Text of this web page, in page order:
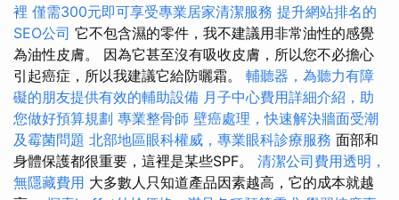
裡 僅需300元即可享受專業居家清潔服務 提升網站排名的
SEO公司 它不包含濕的零件，我不建議用非常油性的感覺
為油性皮膚。 因為它甚至沒有吸收皮膚，所以您不必擔心
引起癌症，所以我建議它給防曬霜。 輔聽器，為聽力有障
礙的朋友提供有效的輔助設備 月子中心費用詳細介紹，助
您做好預算規劃 專業整骨師 壁癌處理，快速解決牆面受潮
及霉菌問題 北部地區眼科權威，專業眼科診療服務 面部和
身體保護都很重要，這裡是某些SPF。 清潔公司費用透明，
無隱藏費用 大多數人只知道產品因素越高，它的成本就越